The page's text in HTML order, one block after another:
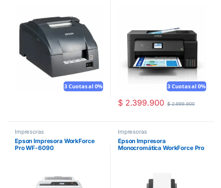
3 Cuotas al 0% 3 Cuotas al 0%
$2.399.900 $2.999.900
Impresoras
Epson Impresora WorkForce
Pro WF-6090
Impresoras
Epson Impresora
Monocromática WorkForce Pro